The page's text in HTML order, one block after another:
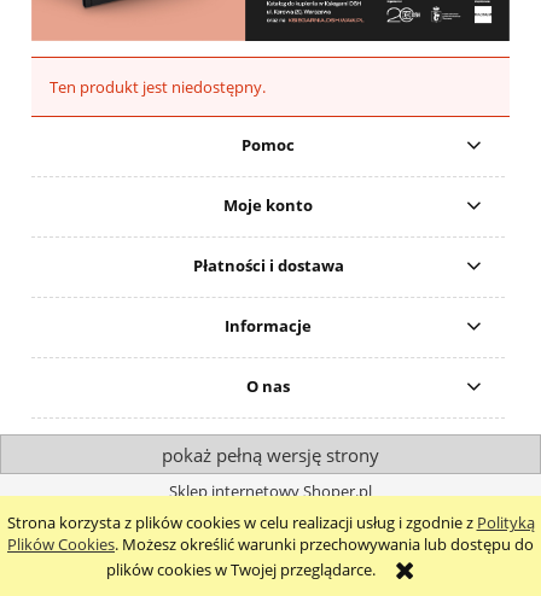
Strona korzysta z plików cookies w celu realizacji usług i zgodnie z Polityką
Plików Cookies. Możesz określić warunki przechowywania lub dostępu do
plików cookies w Twojej przeglądarce.
Ten produkt jest niedostępny.
Pomoc
Moje konto
Płatności i dostawa
Informacje
O nas
pokaż pełną wersję strony
Sklep internetowy Shoper.pl